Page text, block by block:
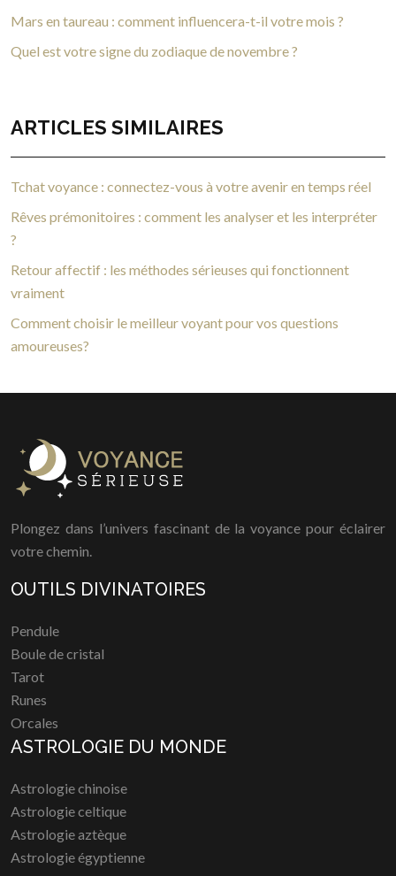
Mars en taureau : comment influencera-t-il votre mois ?
Quel est votre signe du zodiaque de novembre ?
ARTICLES SIMILAIRES
Tchat voyance : connectez-vous à votre avenir en temps réel
Rêves prémonitoires : comment les analyser et les interpréter
?
Retour affectif : les méthodes sérieuses qui fonctionnent
vraiment
Comment choisir le meilleur voyant pour vos questions
amoureuses?
Plongez dans l’univers fascinant de la voyance pour éclairer
votre chemin.
OUTILS DIVINATOIRES
Pendule
Boule de cristal
Tarot
Runes
Orcales
ASTROLOGIE DU MONDE
Astrologie chinoise
Astrologie celtique
Astrologie aztèque
Astrologie égyptienne